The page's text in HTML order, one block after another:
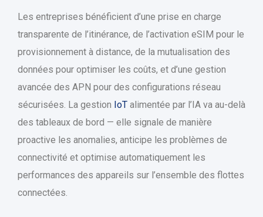
Les entreprises bénéficient d’une prise en charge
transparente de l’itinérance, de l’activation eSIM pour le
provisionnement à distance, de la mutualisation des
données pour optimiser les coûts, et d’une gestion
avancée des APN pour des configurations réseau
sécurisées. La gestion IoT alimentée par l’IA va au-delà
des tableaux de bord — elle signale de manière
proactive les anomalies, anticipe les problèmes de
connectivité et optimise automatiquement les
performances des appareils sur l’ensemble des flottes
connectées.